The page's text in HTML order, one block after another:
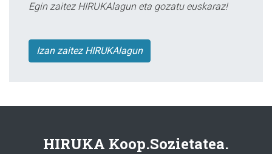
Egin zaitez HIRUKAlagun eta gozatu euskaraz!
Izan zaitez HIRUKAlagun
HIRUKA Koop.Sozietatea.